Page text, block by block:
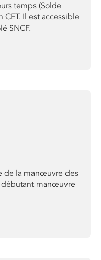
temps (Solde
Il est accessible
SNCF.
de la manœuvre des
débutant manœuvre